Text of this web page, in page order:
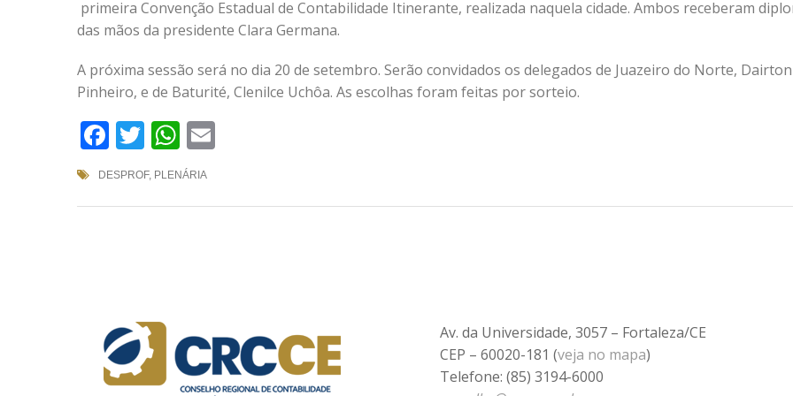
primeira Convenção Estadual de Contabilidade Itinerante, realizada naquela cidade. Ambos receberam
das mãos da presidente Clara Germana.
A próxima sessão será no dia 20 de setembro. Serão convidados os delegados de Juazeiro do Norte, Dairton
Pinheiro, e de Baturité, Clenilce Uchôa. As escolhas foram feitas por sorteio.
Facebook
TwitterWhatsApp
DESPROF, PLENÁRIA
Av. da Universidade, 3057 – Fortaleza/CE
CEP – 60020-181 (veja no mapa)
Telefone: (85) 3194-6000